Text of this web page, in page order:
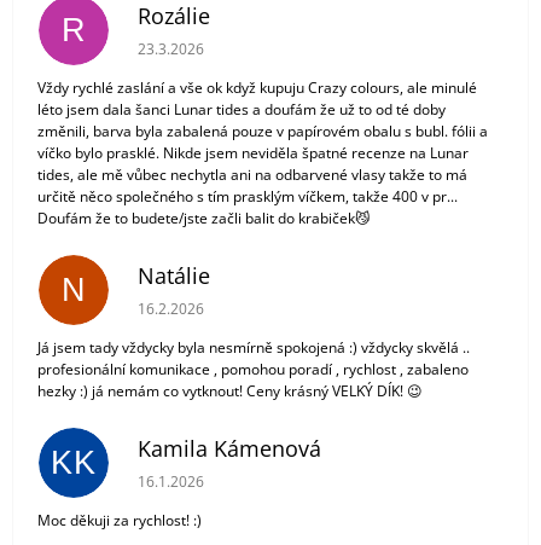
R Rozálie
Hodnocení obchodu je 3 z 5 hvězdiček.
23.3.2026
Vždy rychlé zaslání a vše ok když kupuju Crazy colours, ale minulé
léto jsem dala šanci Lunar tides a doufám že už to od té doby
změnili, barva byla zabalená pouze v papírovém obalu s bubl. fólii a
víčko bylo prasklé. Nikde jsem neviděla špatné recenze na Lunar
tides, ale mě vůbec nechytla ani na odbarvené vlasy takže to má
určitě něco společného s tím prasklým víčkem, takže 400 v pr...
Doufám že to budete/jste začli balit do krabiček😼
N Natálie
Hodnocení obchodu je 5 z 5 hvězdiček.
16.2.2026
Já jsem tady vždycky byla nesmírně spokojená :) vždycky skvělá ..
profesionální komunikace , pomohou poradí , rychlost , zabaleno
hezky :) já nemám co vytknout! Ceny krásný VELKÝ DÍK! 😉
KK Kamila Kámenová
Hodnocení obchodu je 5 z 5 hvězdiček.
16.1.2026
Moc děkuji za rychlost! :)